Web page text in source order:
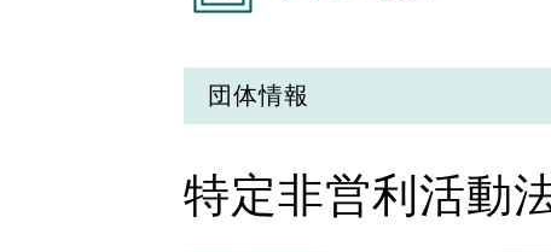
団体情報
特定非営利活動